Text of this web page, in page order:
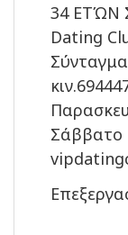
34 ΕΤΏΝ
Dating
Σάββατο